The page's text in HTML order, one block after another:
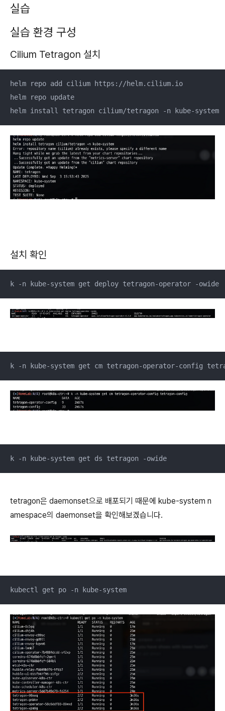
실습
실습 환경 구성
Cilium Tetragon 설치
helm repo add cilium https://helm.cilium.io
helm repo update
helm install tetragon cilium/tetragon -n kube-system
설치 확인
k -n kube-system get deploy tetragon-operator -owide
k -n kube-system get cm tetragon-operator-config
k -n kube-system get ds tetragon -owide
tetragon은 daemonset으로 배포되기 때문에 kube-system n
amespace의 daemonset을 확인해보겠습니다.
kubectl get po -n kube-system